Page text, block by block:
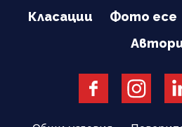
Класации
Фото есе